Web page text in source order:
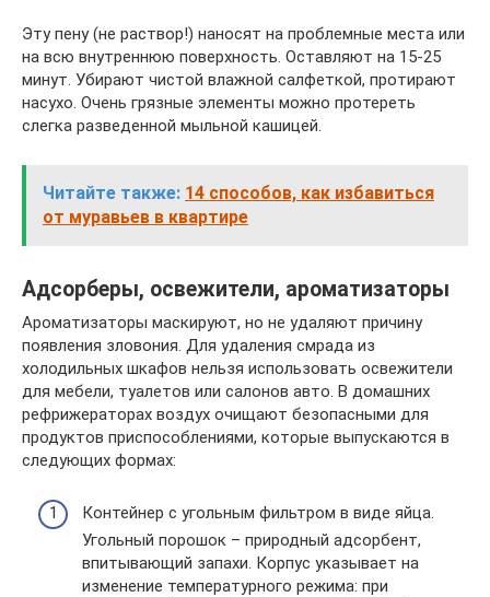
Эту пену (не раствор!) наносят на проблемные места или
на всю внутреннюю поверхность. Оставляют на 15-25
минут. Убирают чистой влажной салфеткой, протирают
насухо. Очень грязные элементы можно протереть
слегка разведенной мыльной кашицей.
Читайте также: 14 способов, как избавиться
от муравьев в квартире
Адсорберы, освежители, ароматизаторы
Ароматизаторы маскируют, но не удаляют причину
появления зловония. Для удаления смрада из
холодильных шкафов нельзя использовать освежители
для мебели, туалетов или салонов авто. В домашних
рефрижераторах воздух очищают безопасными для
продуктов приспособлениями, которые выпускаются в
следующих формах:
Контейнер с угольным фильтром в виде яйца.
Угольный порошок – природный адсорбент,
впитывающий запахи. Корпус указывает на
изменение температурного режима: при